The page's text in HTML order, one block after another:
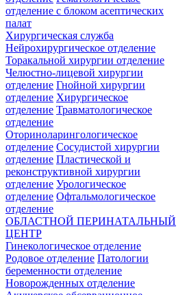
отделение c блоком асептических
палат
Хирургическая служба
Нейрохирургическое отделение
Торакальной хирургии отделение
Челюстно-лицевой хирургии
отделение Гнойной хирургии
отделение Хирургическое
отделение Травматологическое
отделение
Оториноларингологическое
отделение Сосудистой хирургии
отделение Пластической и
реконструктивной хирургии
отделение Урологическое
отделение Офтальмологическое
отделение
ОБЛАСТНОЙ ПЕРИНАТАЛЬНЫЙ
ЦЕНТР
Гинекологическое отделение
Родовое отделение Патологии
беременности отделение
Новорожденных отделение